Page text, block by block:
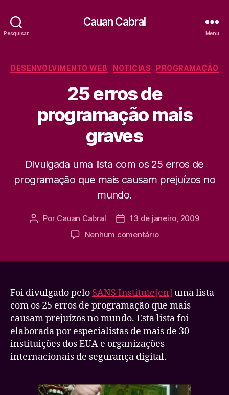
Pesquisar
Cauan Cabral
Menu
Categorias
DESENVOLVIMENTO WEB NOTICIAS PROGRAMAÇÃO
25 erros de
programação mais
graves
Divulgada uma lista com os 25 erros de
programação que mais causam prejuízos no
mundo.
Autor
Por Cauan Cabral
Data13 de janeiro, 2009
Nenhum comentárioem
mais
graves
Foi divulgado pelo SANS Institute[en] uma lista
com os 25 erros de programação que mais
causam prejuízos no mundo. Esta lista foi
elaborada por especialistas de mais de 30
instituições dos EUA e organizações
internacionais de segurança digital.